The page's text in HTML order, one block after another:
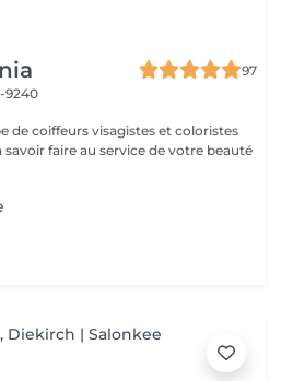
97
9240
de coiffeurs visagistes et coloristes
faire au service de votre beauté